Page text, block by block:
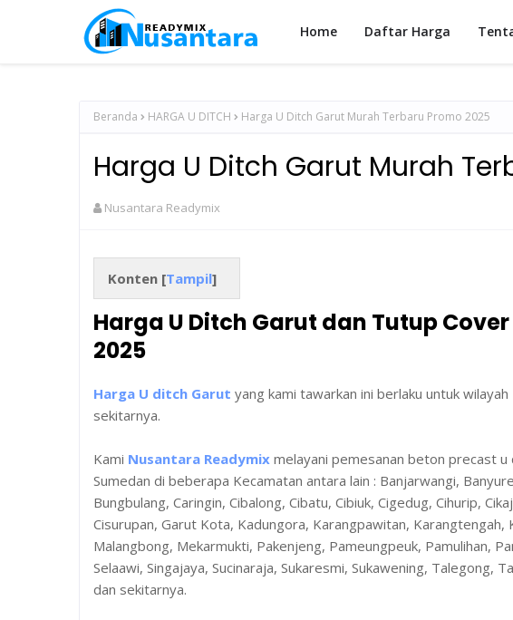
Home Daftar Harga
Beranda HARGA U DITCH Harga U Ditch Garut Murah Terbaru Promo 2025
Harga U Ditch Garut Murah
Nusantara Readymix
Konten [Tampil]
Harga U Ditch Garut dan Tutup
2025
Harga U ditch Garut yang kami tawarkan ini berlaku untuk
sekitarnya.
Kami Nusantara Readymix melayani pemesanan beton precast
Sumedan di beberapa Kecamatan antara lain : Banjarwangi,
Bungbulang, Caringin, Cibalong, Cibatu, Cibiuk, Cigedug, Cihurip,
Cisurupan, Garut Kota, Kadungora, Karangpawitan, Karangtengah,
Malangbong, Mekarmukti, Pakenjeng, Pameungpeuk, Pamulihan,
Selaawi, Singajaya, Sucinaraja, Sukaresmi, Sukawening, Talegong,
dan sekitarnya.